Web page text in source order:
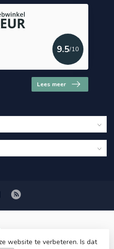
9.5/10
Lees meer
website te verbeteren. Is dat